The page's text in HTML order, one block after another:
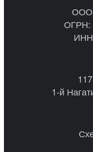
ООО
ОГРН:
1-й